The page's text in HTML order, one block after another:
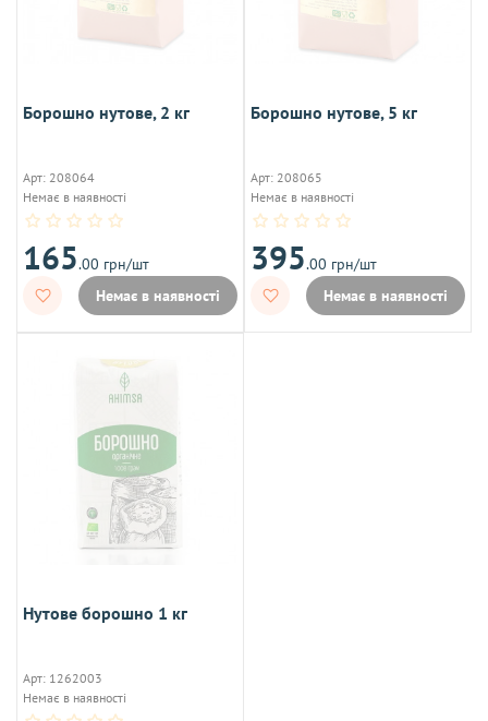
Борошно нутове, 2 кг
Арт: 208064
Немає в наявності
165.00 грн/шт
Немає в наявності
Борошно нутове, 5 кг
Арт: 208065
Немає в наявності
395.00 грн/шт
Немає в наявності
Нутове борошно 1 кг
Арт: 1262003
Немає в наявності